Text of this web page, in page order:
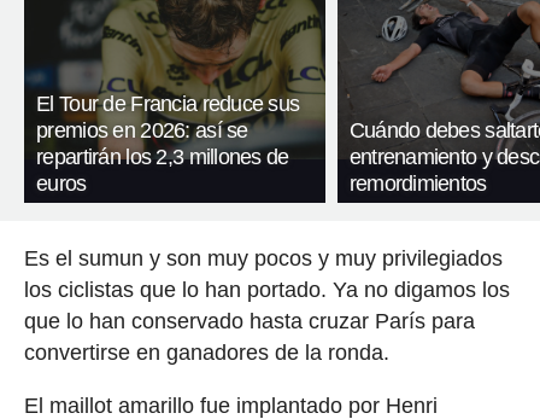
El Tour de Francia reduce sus
premios en 2026: así se
repartirán los 2,3 millones de
euros
Cuándo debes
entrenamiento y
remordimientos
Es el sumun y son muy pocos y muy privilegiados
los ciclistas que lo han portado. Ya no digamos los
que lo han conservado hasta cruzar París para
convertirse en ganadores de la ronda.
El maillot amarillo fue implantado por Henri